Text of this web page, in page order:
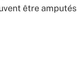
être amputés